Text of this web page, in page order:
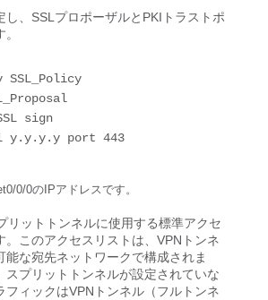
し、SSLプロポーザルとPKIトラストポ
sign
y.y.y.y port 443
0/0のIPアドレスです。
リットトンネルに使用する標準アクセ
。このアクセスリストは、VPNトンネ
能な宛先ネットワークで構成されま
スプリットトンネルが設定されていな
フィックはVPNトンネル（フルトンネ